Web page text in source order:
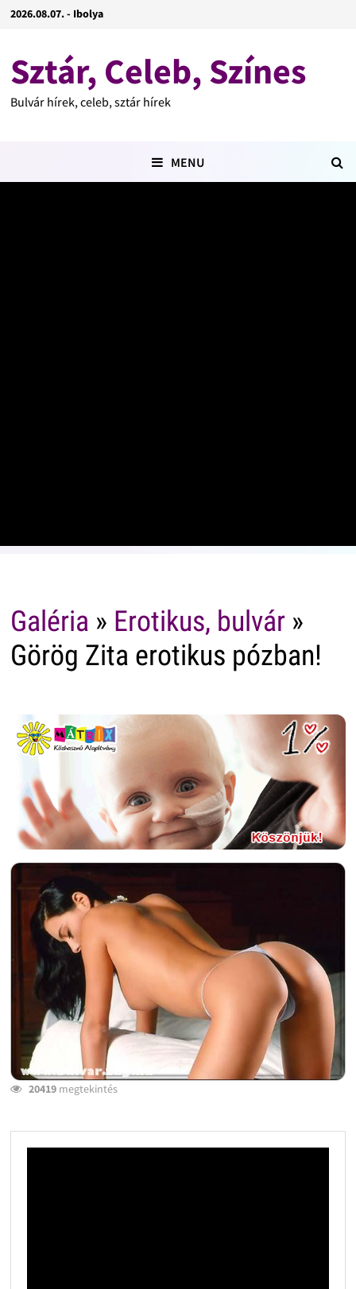
2026.08.07. - Ibolya
Sztár, Celeb, Színes
Bulvár hírek, celeb, sztár hírek
MENU
Galéria » Erotikus, bulvár»
Görög Zita erotikus pózban!
20419megtekintés